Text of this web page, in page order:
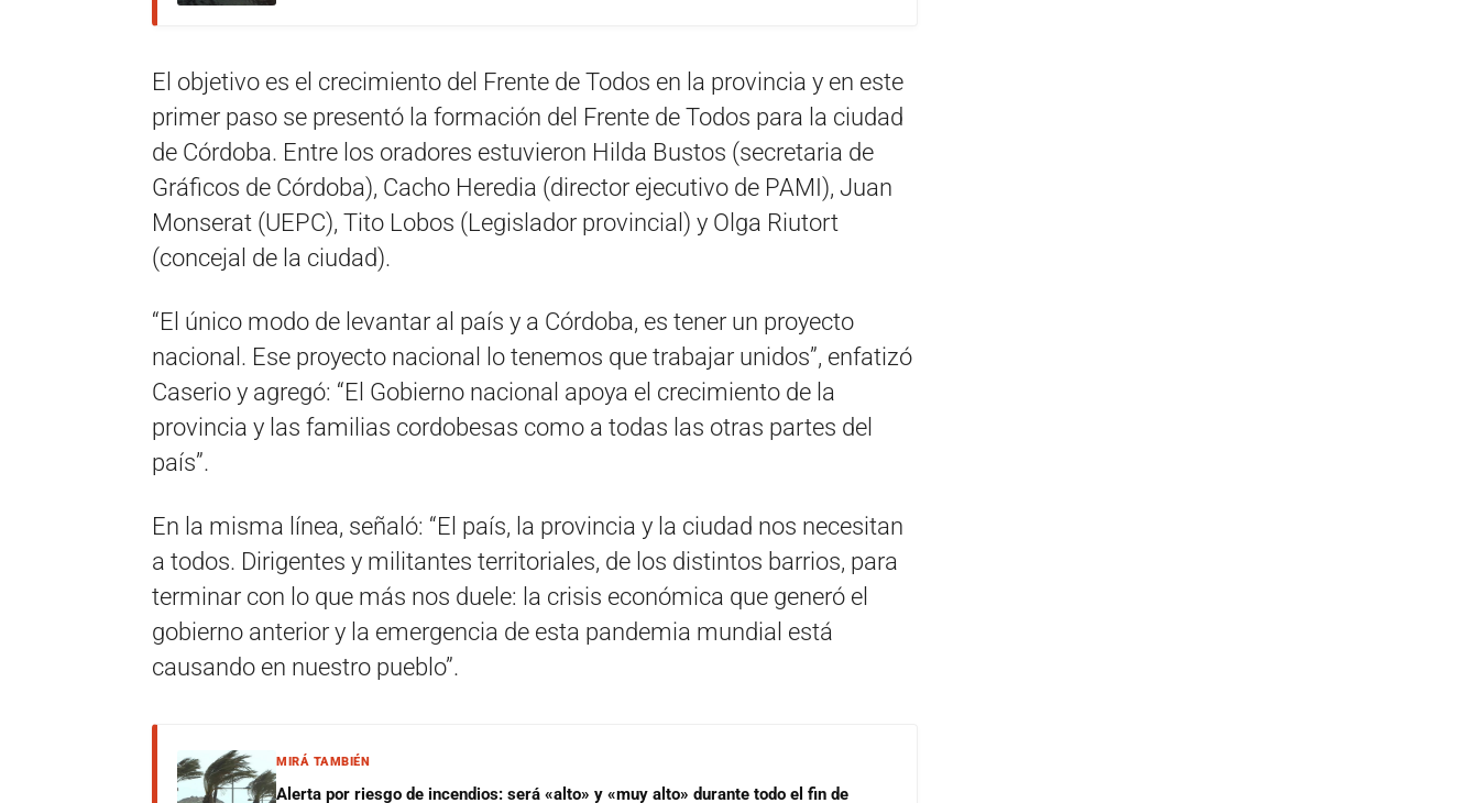
El objetivo es el crecimiento del Frente de Todos en la provincia y en este
primer paso se presentó la formación del Frente de Todos para la ciudad
de Córdoba. Entre los oradores estuvieron Hilda Bustos (secretaria de
Gráficos de Córdoba), Cacho Heredia (director ejecutivo de PAMI), Juan
Monserat (UEPC), Tito Lobos (Legislador provincial) y Olga Riutort
(concejal de la ciudad).
“El único modo de levantar al país y a Córdoba, es tener un proyecto
nacional. Ese proyecto nacional lo tenemos que trabajar unidos”, enfatizó
Caserio y agregó: “El Gobierno nacional apoya el crecimiento de la
provincia y las familias cordobesas como a todas las otras partes del
país”.
En la misma línea, señaló: “El país, la provincia y la ciudad nos necesitan
a todos. Dirigentes y militantes territoriales, de los distintos barrios, para
terminar con lo que más nos duele: la crisis económica que generó el
gobierno anterior y la emergencia de esta pandemia mundial está
causando en nuestro pueblo”.
MIRÁ TAMBIÉN
Alerta por riesgo de incendios: será «alto» y «muy alto» durante todo el fin de